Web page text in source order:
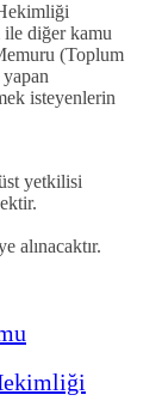
ile diğer kamu
(Toplum
isteyenlerin
yetkilisi
alınacaktır.